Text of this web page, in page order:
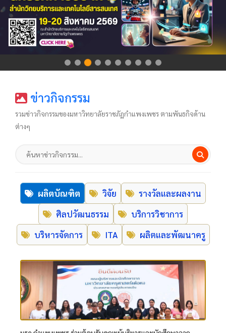
ข่าวกิจกรรม
รวมข่าวกิจกรรมของมหาวิทยาลัยราชภัฏกำแพงเพชร ตามพันธกิจด้าน
ต่างๆ
ผลิตบัณฑิต วิจัย
รางวัลและผลงาน
ศิลปวัฒนธรรม
บริการวิชาการ
บริหารจัดการ
ITA ผลิตและพัฒนาครู